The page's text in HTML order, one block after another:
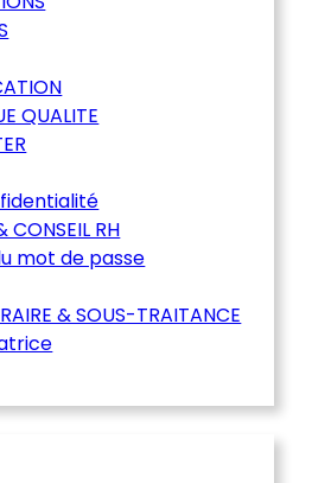
QUALITE
CONSEIL RH
mot de passe
& SOUS-TRAITANCE